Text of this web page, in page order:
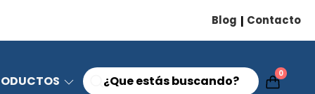
Blog Contacto
0